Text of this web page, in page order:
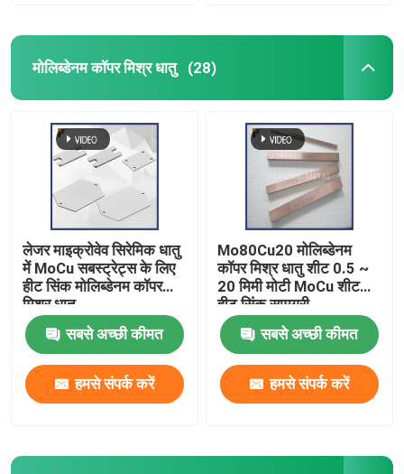
मोलिब्डेनम कॉपर मिश्र धातु (28)
लेजर माइक्रोवेव सिरेमिक धातु
में MoCu सबस्ट्रेट्स के लिए
हीट सिंक मोलिब्डेनम कॉपर
मिश्र धातु
सबसे अच्छी कीमत
हमसे संपर्क करें
Mo80Cu20 मोलिब्डेनम
कॉपर मिश्र धातु शीट 0.5 ~
20 मिमी मोटी MoCu शीट
हीट सिंक सामग्री
सबसे अच्छी कीमत
हमसे संपर्क करें